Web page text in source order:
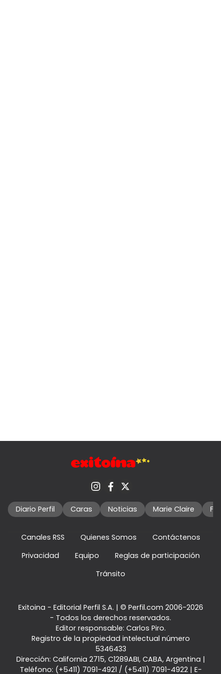
Diario Perfil Caras Noticias Marie Claire
Canales RSS Quienes Somos
Contáctenos
Privacidad
Equipo
Reglas de participación
Tránsito
Exitoina - Editorial Perfil S.A. | © Perfil.com 2006-2026
- Todos los derechos reservados.
Editor responsable: Carlos Piro.
Registro de la propiedad intelectual número
5346433
Dirección: California 2715, C1289ABI, CABA, Argentina |
Teléfono: (+5411) 7091-4921 / (+5411) 7091-4922| E-